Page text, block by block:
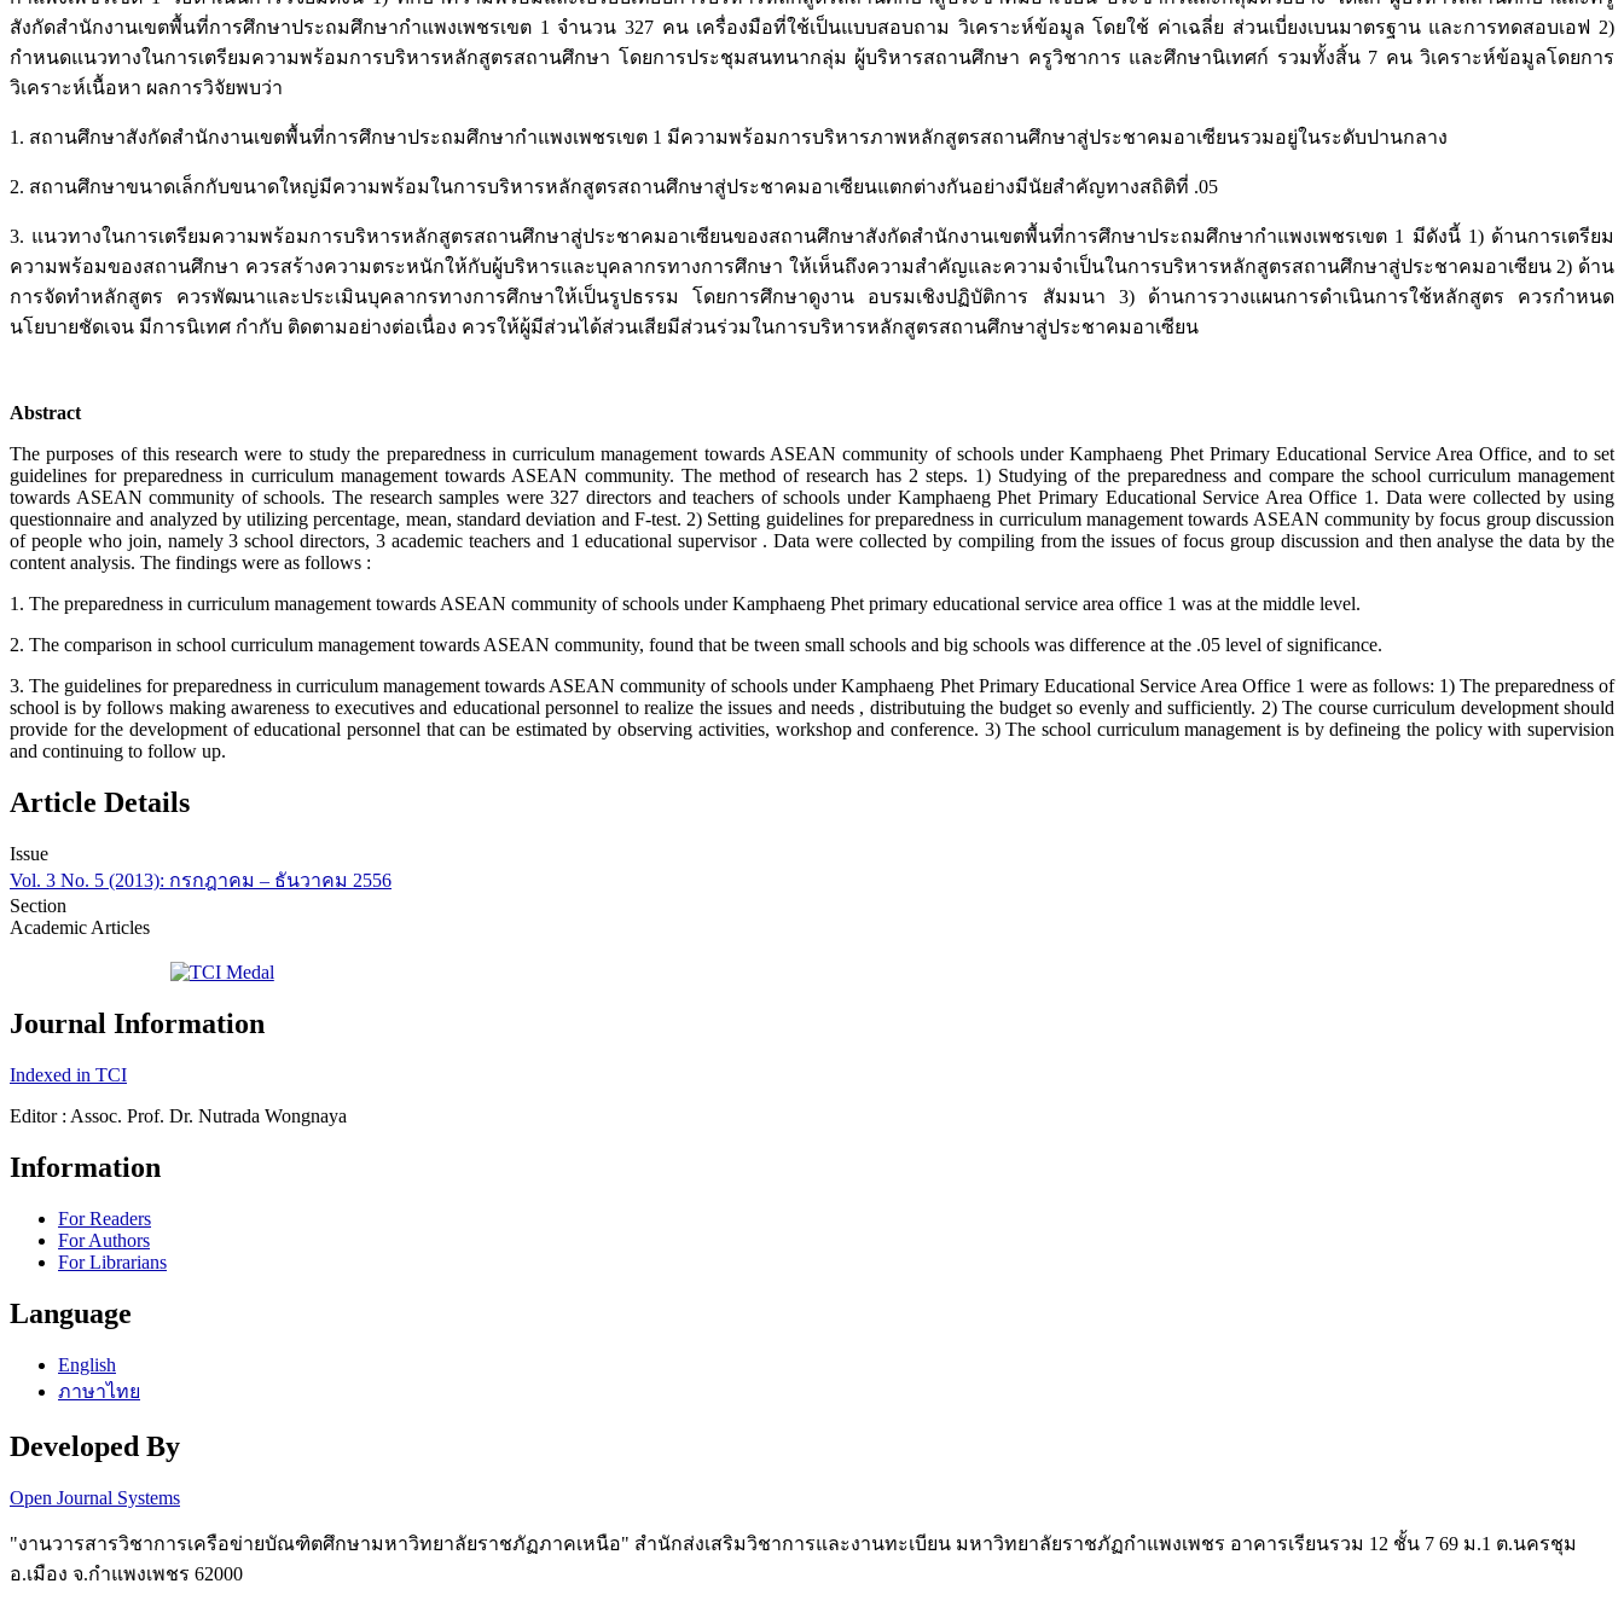
สังกัดสำนักงานเขตพื้นที่การศึกษาประถมศึกษากำแพงเพชรเขต 1 จำนวน 327 คน เครื่องมือที่ใช้เป็นแบบสอบถาม วิเคราะห์ข้อมูล โดยใช้ ค่าเฉลี่ย ส่วนเบี่ยงเบนมาตรฐาน และการทดสอบเอฟ 2)
กำหนดแนวทางในการเตรียมความพร้อมการบริหารหลักสูตรสถานศึกษา โดยการประชุมสนทนากลุ่ม ผู้บริหารสถานศึกษา ครูวิชาการ และศึกษานิเทศก์ รวมทั้งสิ้น 7 คน วิเคราะห์ข้อมูลโดยการ
วิเคราะห์เนื้อหา ผลการวิจัยพบว่า
1. สถานศึกษาสังกัดสำนักงานเขตพื้นที่การศึกษาประถมศึกษากำแพงเพชรเขต 1 มีความพร้อมการบริหารภาพหลักสูตรสถานศึกษาสู่ประชาคมอาเซียนรวมอยู่ในระดับปานกลาง
2. สถานศึกษาขนาดเล็กกับขนาดใหญ่มีความพร้อมในการบริหารหลักสูตรสถานศึกษาสู่ประชาคมอาเซียนแตกต่างกันอย่างมีนัยสำคัญทางสถิติที่ .05
3. แนวทางในการเตรียมความพร้อมการบริหารหลักสูตรสถานศึกษาสู่ประชาคมอาเซียนของสถานศึกษาสังกัดสำนักงานเขตพื้นที่การศึกษาประถมศึกษากำแพงเพชรเขต 1 มีดังนี้ 1) ด้านการเตรียม
ความพร้อมของสถานศึกษา ควรสร้างความตระหนักให้กับผู้บริหารและบุคลากรทางการศึกษา ให้เห็นถึงความสำคัญและความจำเป็นในการบริหารหลักสูตรสถานศึกษาสู่ประชาคมอาเซียน 2) ด้าน
การจัดทำหลักสูตร ควรพัฒนาและประเมินบุคลากรทางการศึกษาให้เป็นรูปธรรม โดยการศึกษาดูงาน อบรมเชิงปฏิบัติการ สัมมนา 3) ด้านการวางแผนการดำเนินการใช้หลักสูตร ควรกำหนด
นโยบายชัดเจน มีการนิเทศ กำกับ ติดตามอย่างต่อเนื่อง ควรให้ผู้มีส่วนได้ส่วนเสียมีส่วนร่วมในการบริหารหลักสูตรสถานศึกษาสู่ประชาคมอาเซียน
Abstract
The purposes of this research were to study the preparedness in curriculum management towards ASEAN community of schools under Kamphaeng Phet Primary Educational Service Area Office, and to set
guidelines for preparedness in curriculum management towards ASEAN community. The method of research has 2 steps. 1) Studying of the preparedness and compare the school curriculum management
towards ASEAN community of schools. The research samples were 327 directors and teachers of schools under Kamphaeng Phet Primary Educational Service Area Office 1. Data were collected by using
questionnaire and analyzed by utilizing percentage, mean, standard deviation and F-test. 2) Setting guidelines for preparedness in curriculum management towards ASEAN community by focus group discussion
of people who join, namely 3 school directors, 3 academic teachers and 1 educational supervisor . Data were collected by compiling from the issues of focus group discussion and then analyse the data by the
content analysis. The findings were as follows :
1. The preparedness in curriculum management towards ASEAN community of schools under Kamphaeng Phet primary educational service area office 1 was at the middle level.
2. The comparison in school curriculum management towards ASEAN community, found that be tween small schools and big schools was difference at the .05 level of significance.
3. The guidelines for preparedness in curriculum management towards ASEAN community of schools under Kamphaeng Phet Primary Educational Service Area Office 1 were as follows: 1) The preparedness of
school is by follows making awareness to executives and educational personnel to realize the issues and needs , distributuing the budget so evenly and sufficiently. 2) The course curriculum development should
provide for the development of educational personnel that can be estimated by observing activities, workshop and conference. 3) The school curriculum management is by defineing the policy with supervision
and continuing to follow up.
Article Details
Issue
Vol. 3 No. 5 (2013): กรกฎาคม – ธันวาคม 2556
Section
Academic Articles
Journal Information
Indexed in TCI
Editor : Assoc. Prof. Dr. Nutrada Wongnaya
Information
For Readers
For Authors
For Librarians
Language
English
ภาษาไทย
Developed By
Open Journal Systems
"งานวารสารวิชาการเครือข่ายบัณฑิตศึกษามหาวิทยาลัยราชภัฏภาคเหนือ" สำนักส่งเสริมวิชาการและงานทะเบียน มหาวิทยาลัยราชภัฏกำแพงเพชร อาคารเรียนรวม 12 ชั้น 7 69 ม.1 ต.นครชุม
อ.เมือง จ.กำแพงเพชร 62000